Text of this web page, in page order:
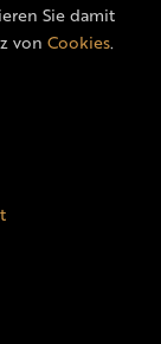
Sie damit
von Cookies.